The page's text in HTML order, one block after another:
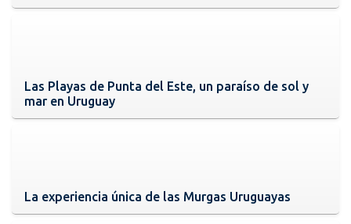
Las Playas de Punta del Este, un paraíso de sol y
mar en Uruguay
La experiencia única de las Murgas Uruguayas